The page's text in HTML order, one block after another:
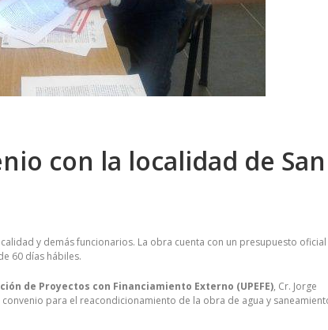
con la localidad de San
y demás funcionarios. La obra cuenta con un presupuesto oficial
60 días hábiles.
de Proyectos con Financiamiento Externo (UPEFE), Cr. Jorge
para el reacondicionamiento de la obra de agua y